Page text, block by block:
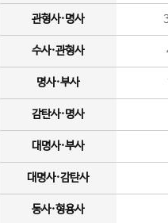
관형사·명사
수사·관형사
명사·부사
감탄사·명사
대명사·부사
대명사·감탄사
동사·형용사